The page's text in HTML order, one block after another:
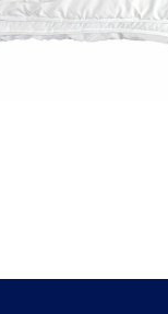
confort
malin,